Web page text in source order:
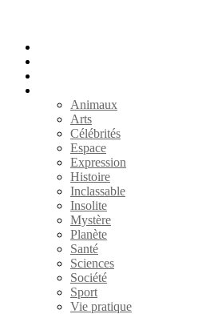
Animaux
Arts
Célébrités
Espace
Expression
Histoire
Inclassable
Insolite
Mystère
Planète
Santé
Sciences
Société
Sport
Vie pratique